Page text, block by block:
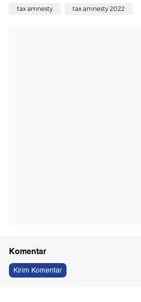
tax amnesty tax amnesty 2022
Komentar
Kirim Komentar